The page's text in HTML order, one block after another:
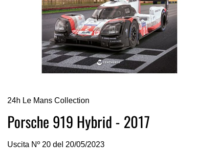
all'inizio
della
galleria
immagini
24h Le Mans Collection
Porsche 919 Hybrid - 2017
Uscita Nº 20 del 20/05/2023